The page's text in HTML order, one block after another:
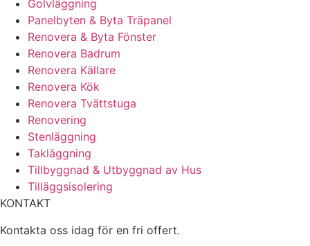
Golvläggning
Panelbyten & Byta Träpanel
Renovera & Byta Fönster
Renovera Badrum
Renovera Källare
Renovera Kök
Renovera Tvättstuga
Renovering
Stenläggning
Takläggning
Tillbyggnad & Utbyggnad av Hus
Tilläggsisolering
KONTAKT
Kontakta oss idag för en fri offert.